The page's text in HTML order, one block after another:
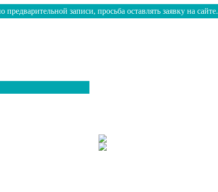
записи, просьба оставлять заявку на сайте.